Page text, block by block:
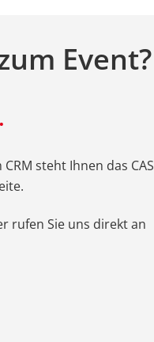
Event?
steht Ihnen das CAS
rufen Sie uns direkt an